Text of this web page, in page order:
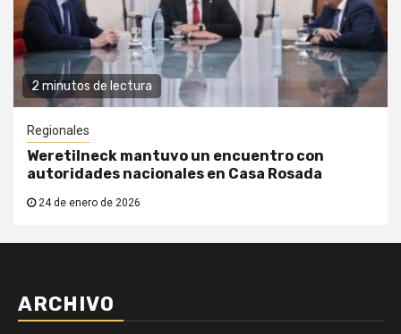
2 minutos de lectura
Regionales
Weretilneck mantuvo un encuentro con
autoridades nacionales en Casa Rosada
24 de enero de 2026
ARCHIVO